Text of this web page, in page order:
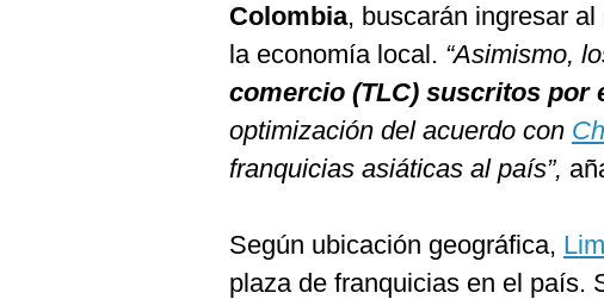
Colombia, buscarán ingresar
la economía local. “Asimismo,
comercio (TLC) suscritos por
optimización del acuerdo con
franquicias asiáticas al país”,
Según ubicación geográfica,
plaza de franquicias en el país.